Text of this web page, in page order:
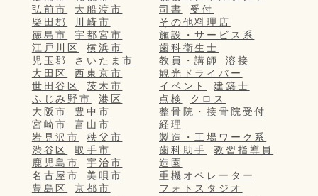
弘前市
大船渡市
柴田郡
川崎市
徳島市
宇都宮市
江戸川区
横浜市
児玉郡
さいたま市
大田区
西東京市
世田谷区
茨木市
ふじみ野市
港区
大阪市
豊中市
宮崎市
富山市
岩見沢市
秩父市
渋谷区
取手市
鹿児島市
宇治市
名古屋市
美唄市
豊島区
京都市
司書
受付
その他料理店
施設・サービス系
歯科衛生士
教員・講師
溶接
観光ドライバー
イベント
建築士
点検
クロス
整骨院・接骨院受付
経理
製造・工場ワーク系
歯科助手
教習指導員
造園
重機オペレーター
フォトスタジオ